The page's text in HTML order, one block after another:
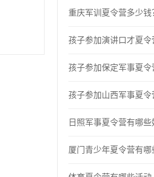
重庆军训夏令营多少钱
孩子参加演讲口才夏令
孩子参加保定军事夏令
孩子参加山西军事夏
日照军事夏令营有哪些
厦门青少年夏令营有